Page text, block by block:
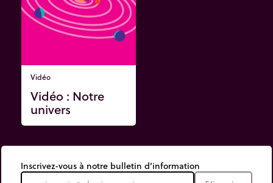
Vidéo
Vidéo : Notre
univers
Inscrivez-vous à notre bulletin d’information